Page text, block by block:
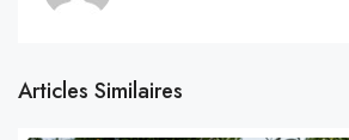
Articles Similaires